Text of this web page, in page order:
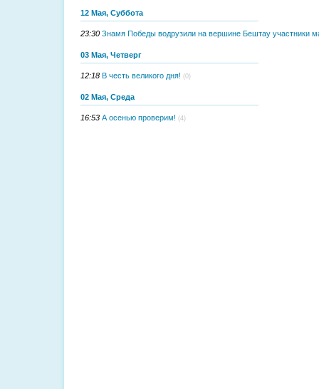
12 Мая, Суббота
23:30 Знамя Победы водрузили на вершине Бештау участники
03 Мая, Четверг
12:18 В честь великого дня! (0)
02 Мая, Среда
16:53 А осенью проверим! (4)